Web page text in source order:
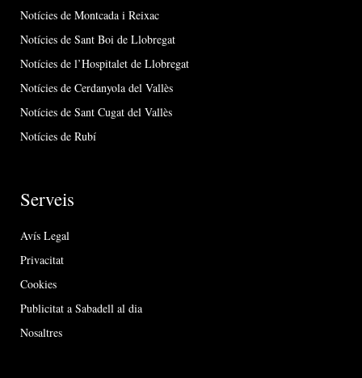
Notícies de Montcada i Reixac
Notícies de Sant Boi de Llobregat
Notícies de l’Hospitalet de Llobregat
Notícies de Cerdanyola del Vallès
Notícies de Sant Cugat del Vallès
Notícies de Rubí
Serveis
Avís Legal
Privacitat
Cookies
Publicitat a Sabadell al dia
Nosaltres